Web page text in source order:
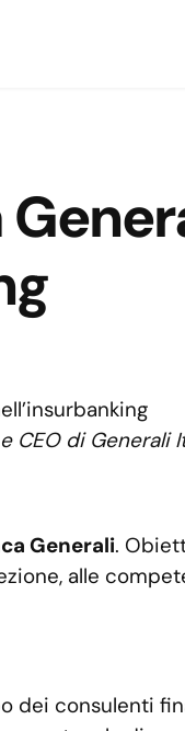
di Generali
Generali.
alle
dei consulenti